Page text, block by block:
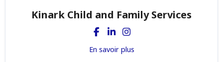
Kinark Child and Family Services
En savoir plus